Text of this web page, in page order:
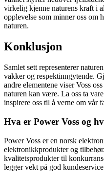
virkelig kjenne naturens kraft i
opplevelse som minner oss om
naturen.
Konklusjon
Samlet sett representerer
vakker og respektinngytende.
andre elementene viser Voss
naturen kan være. La oss ta
inspirere oss til å verne om vår
Hva er Power Voss og
Power Voss er en norsk
elektronikkprodukter og
kvalitetsprodukter til
legger vekt på god